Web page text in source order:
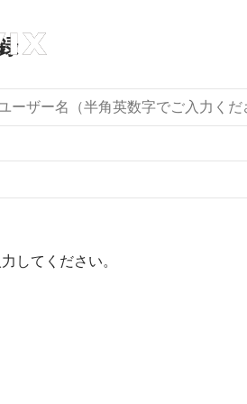
デジタルサイネージ
してください。